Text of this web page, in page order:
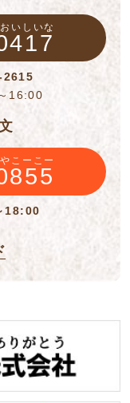
おいしいな
2615
16:00
こーこー
18:00